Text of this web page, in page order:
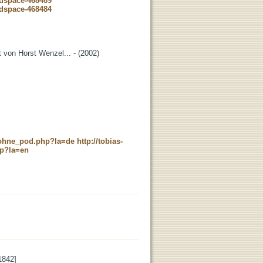
468484
Horst Wenzel... - (2002)
http://tobias-